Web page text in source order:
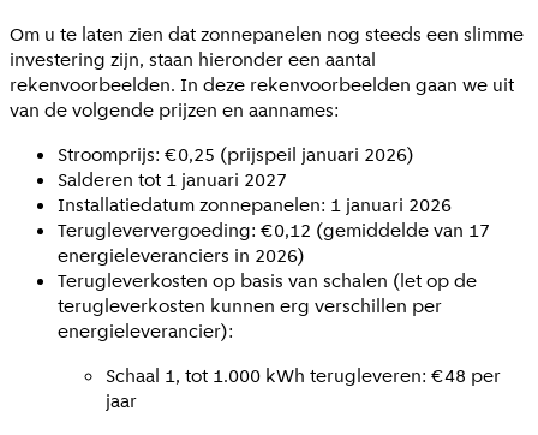
Om u te laten zien dat zonnepanelen nog steeds een slimme
investering zijn, staan hieronder een aantal
rekenvoorbeelden. In deze rekenvoorbeelden gaan we uit
van de volgende prijzen en aannames:
Stroomprijs: €0,25 (prijspeil januari 2026)
Salderen tot 1 januari 2027
Installatiedatum zonnepanelen: 1 januari 2026
Terugleververgoeding: €0,12 (gemiddelde van 17
energieleveranciers in 2026)
Terugleverkosten op basis van schalen (let op de
terugleverkosten kunnen erg verschillen per
energieleverancier):
Schaal 1, tot 1.000 kWh terugleveren: €48 per
jaar